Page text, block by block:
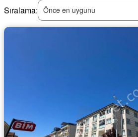
Sıralama: Önce en uygunu